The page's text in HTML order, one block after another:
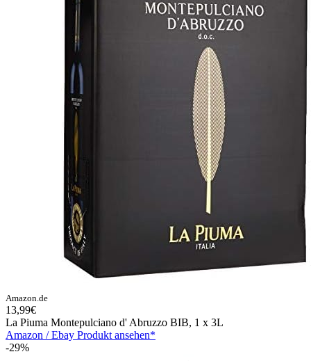
Amazon.de
13,99€
La Piuma Montepulciano d' Abruzzo BIB, 1 x 3L
Amazon / Ebay Produkt ansehen*
-29%